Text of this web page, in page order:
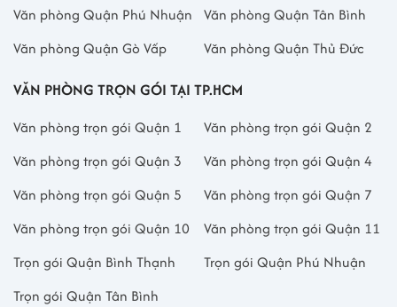
Văn phòng Quận Phú Nhuận
Văn phòng Quận Tân Bình
Văn phòng Quận Gò Vấp
Văn phòng Quận Thủ Đức
VĂN PHÒNG TRỌN GÓI TẠI TP.HCM
Văn phòng trọn gói Quận 1
Văn phòng trọn gói Quận 2
Văn phòng trọn gói Quận 3
Văn phòng trọn gói Quận 4
Văn phòng trọn gói Quận 5
Văn phòng trọn gói Quận 7
Văn phòng trọn gói Quận 10
Văn phòng trọn gói Quận 11
Trọn gói Quận Bình Thạnh
Trọn gói Quận Phú Nhuận
Trọn gói Quận Tân Bình